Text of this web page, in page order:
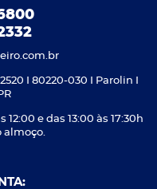
I 80220-030 I Parolin I
e das 13:00 às 17:30h
almoço.